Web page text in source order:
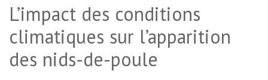
L’impact des conditions
climatiques sur l’apparition
des nids-de-poule